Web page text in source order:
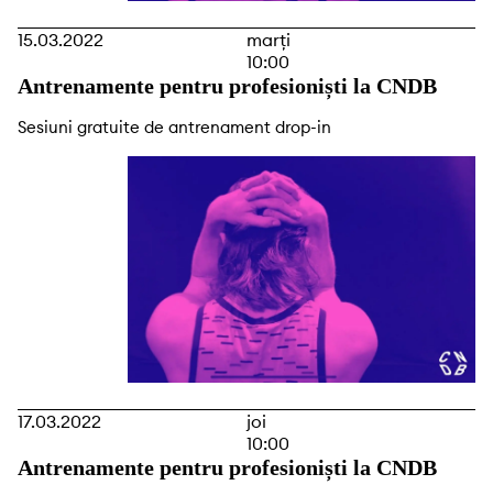
15.03.2022
marți
10:00
Antrenamente pentru profesioniști la CNDB
Sesiuni gratuite de antrenament drop-in
17.03.2022
joi
10:00
Antrenamente pentru profesioniști la CNDB